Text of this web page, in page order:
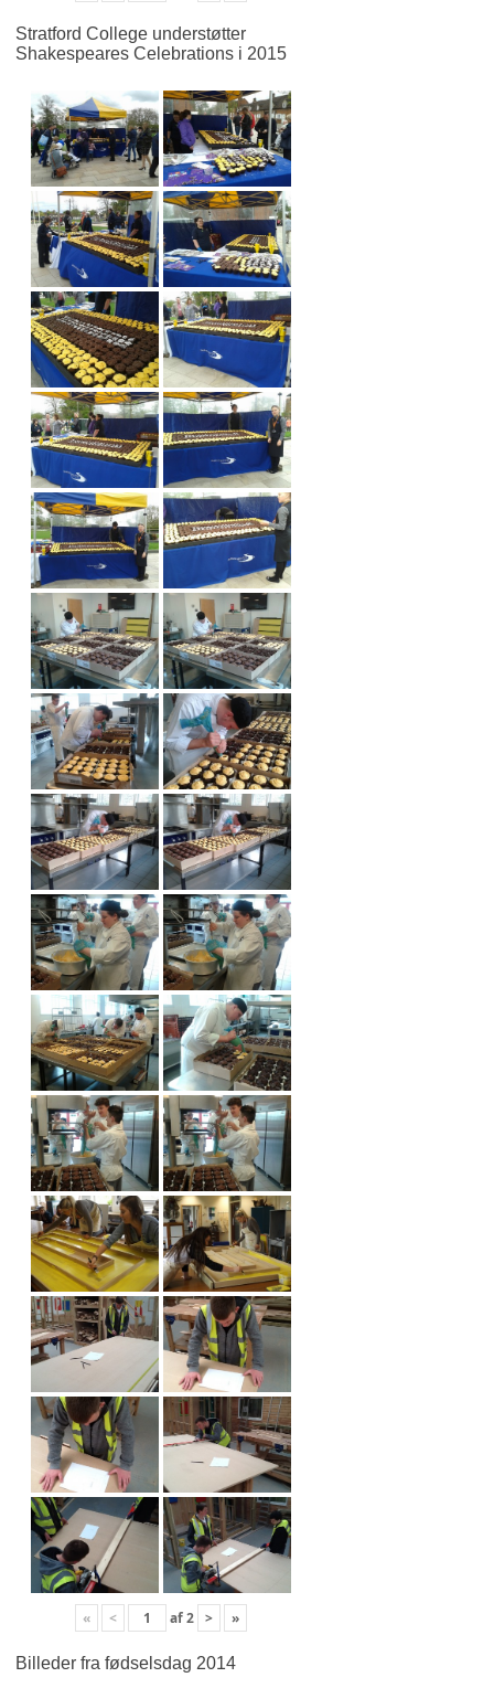
Stratford College understøtter
Shakespeares Celebrations i 2015
« < af2 > »
Billeder fra fødselsdag 2014